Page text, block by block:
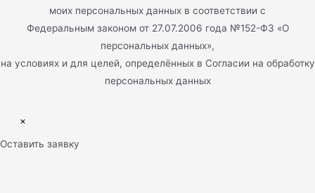
моих персональных данных в соответствии с
Федеральным законом от 27.07.2006 года №152-ФЗ «О
персональных данных»,
на условиях и для целей, определённых в Согласии на обработку
персональных данных
×
Оставить заявку